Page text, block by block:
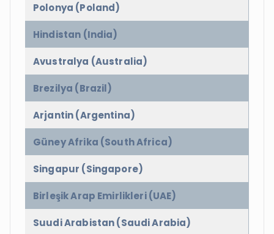
Polonya (Poland)
Hindistan (India)
Avustralya (Australia)
Brezilya (Brazil)
Arjantin (Argentina)
Güney Afrika (South Africa)
Singapur (Singapore)
Birleşik Arap Emirlikleri (UAE)
Suudi Arabistan (Saudi Arabia)